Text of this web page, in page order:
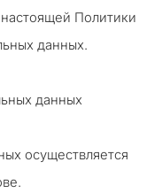
Политики
данных.
данных
осуществляется